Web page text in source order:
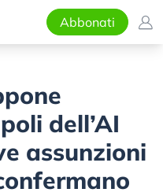
Abbonati
dell’AI
assunzioni